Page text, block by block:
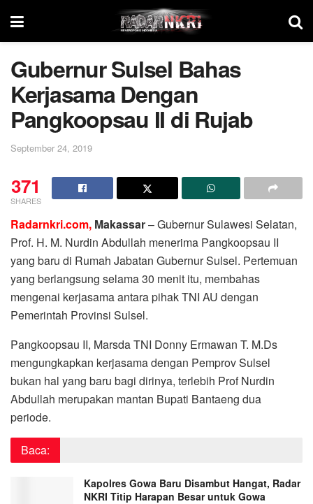
Gubernur Sulsel Bahas
Kerjasama Dengan
Pangkoopsau II di Rujab
September 24, 2019
371
SHARES
Radarnkri.com, Makassar– Gubernur Sulawesi Selatan,
Prof. H. M. Nurdin Abdullah menerima Pangkoopsau II
yang baru di Rumah Jabatan Gubernur Sulsel. Pertemuan
yang berlangsung selama 30 menit itu, membahas
mengenai kerjasama antara pihak TNI AU dengan
Pemerintah Provinsi Sulsel.
Pangkoopsau II, Marsda TNI Donny Ermawan T. M.Ds
mengungkapkan kerjasama dengan Pemprov Sulsel
bukan hal yang baru bagi dirinya, terlebih Prof Nurdin
Abdullah merupakan mantan Bupati Bantaeng dua
periode.
Baca:
Kapolres Gowa Baru Disambut Hangat, Radar
NKRI Titip Harapan Besar untuk Gowa